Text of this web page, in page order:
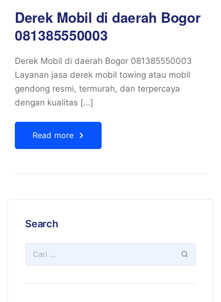
Derek Mobil di daerah Bogor
081385550003
Derek Mobil di daerah Bogor 081385550003
Layanan jasa derek mobil towing atau mobil
gendong resmi, termurah, dan terpercaya
dengan kualitas […]
Read more
Search